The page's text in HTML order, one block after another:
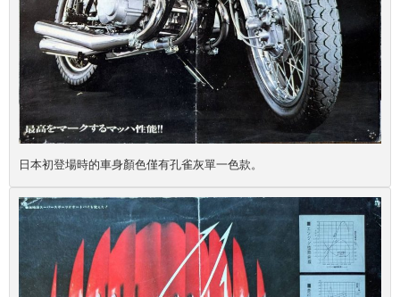
日本初登場時的車身顏色僅有孔雀灰單一色款。